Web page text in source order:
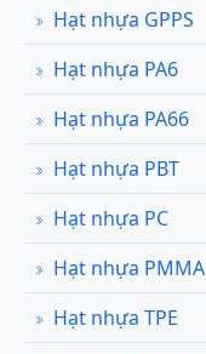
Hạt nhựa GPPS
Hạt nhựa PA6
Hạt nhựa PA66
Hạt nhựa PBT
Hạt nhựa PC
Hạt nhựa PMMA
Hạt nhựa TPE